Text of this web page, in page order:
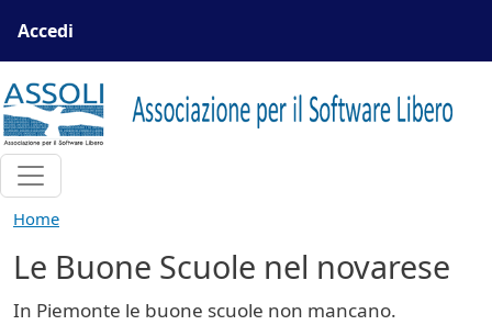
Menu profilo utente
Accedi
Home
Le Buone Scuole nel novarese
In Piemonte le buone scuole non mancano.